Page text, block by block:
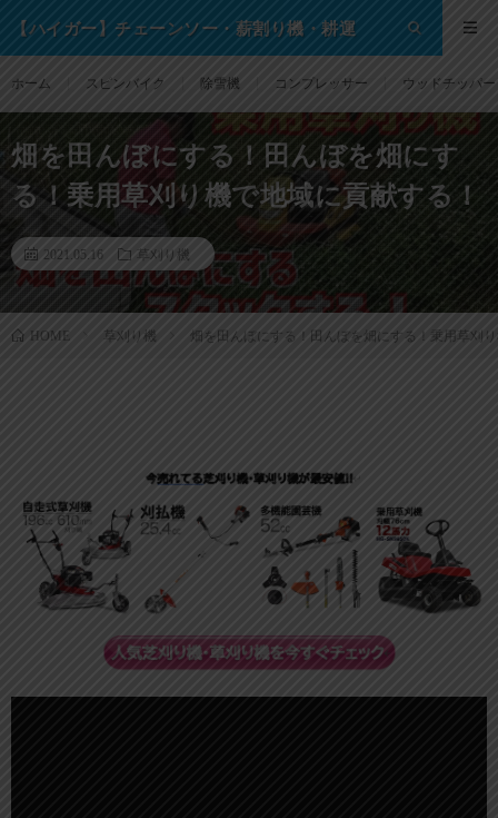
【ハイガー】チェーンソー・薪割り機・耕運
ホーム スピンバイク 除雪機 コンプレッサー ウッドチッパー
畑を田んぼにする！田んぼを畑にす
る！乗用草刈り機で地域に貢献する！
2021.05.16 草刈り機
HOME 草刈り機 畑を田んぼにする！田んぼを畑にする！乗用草刈